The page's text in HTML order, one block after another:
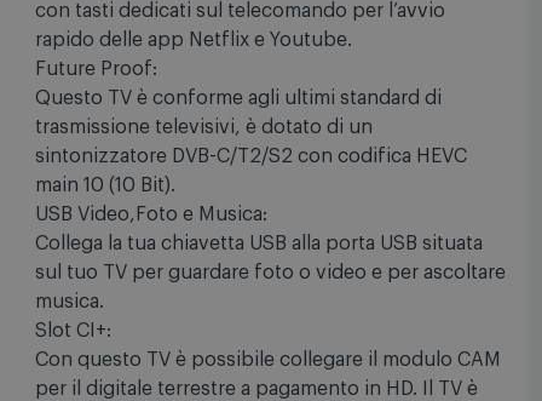
con tasti dedicati sul telecomando per l’avvio
rapido delle app Netflix e Youtube.
Future Proof:
Questo TV è conforme agli ultimi standard di
trasmissione televisivi, è dotato di un
sintonizzatore DVB-C/T2/S2 con codifica HEVC
main 10 (10 Bit).
USB Video,Foto e Musica:
Collega la tua chiavetta USB alla porta USB situata
sul tuo TV per guardare foto o video e per ascoltare
musica.
Slot CI+:
Con questo TV è possibile collegare il modulo CAM
per il digitale terrestre a pagamento in HD. Il TV è